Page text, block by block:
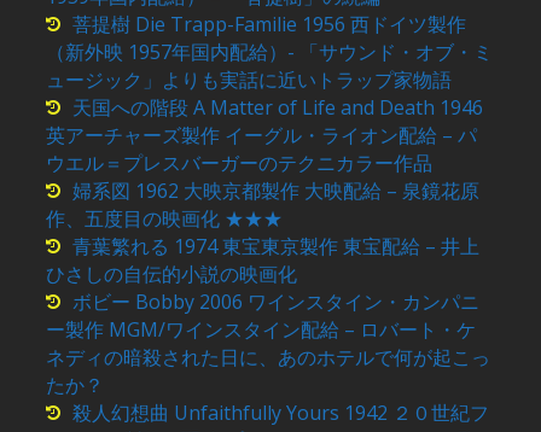
菩提樹 Die Trapp-Familie 1956 西ドイツ製作
（新外映 1957年国内配給）- 「サウンド・オブ・ミ
ュージック」よりも実話に近いトラップ家物語
天国への階段 A Matter of Life and Death 1946
英アーチャーズ製作 イーグル・ライオン配給 – パ
ウエル＝プレスバーガーのテクニカラー作品
婦系図 1962 大映京都製作 大映配給 – 泉鏡花原
作、五度目の映画化 ★★★
青葉繁れる 1974 東宝東京製作 東宝配給 – 井上
ひさしの自伝的小説の映画化
ボビー Bobby 2006 ワインスタイン・カンパニ
ー製作 MGM/ワインスタイン配給 – ロバート・ケ
ネディの暗殺された日に、あのホテルで何が起こっ
たか？
殺人幻想曲 Unfaithfully Yours 1942 ２０世紀フ